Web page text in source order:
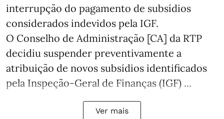
interrupção do pagamento de subsídios
considerados indevidos pela IGF.
O Conselho de Administração [CA] da RTP
decidiu suspender preventivamente a
atribuição de novos subsídios identificados
pela Inspeção-Geral de Finanças (IGF) ...
Ver mais